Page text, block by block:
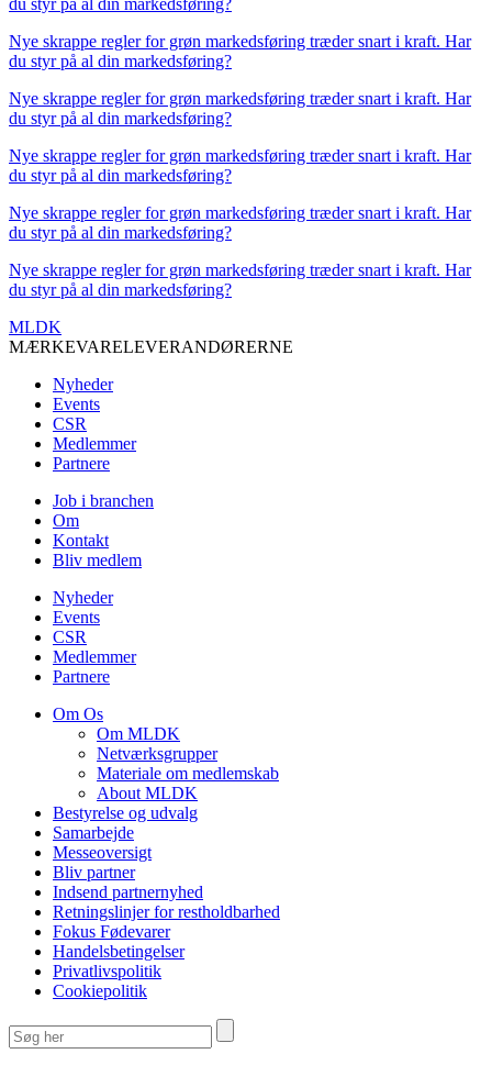
du styr på al din markedsføring?
Nye skrappe regler for grøn markedsføring træder snart i kraft. Har
du styr på al din markedsføring?
Nye skrappe regler for grøn markedsføring træder snart i kraft. Har
du styr på al din markedsføring?
Nye skrappe regler for grøn markedsføring træder snart i kraft. Har
du styr på al din markedsføring?
Nye skrappe regler for grøn markedsføring træder snart i kraft. Har
du styr på al din markedsføring?
Nye skrappe regler for grøn markedsføring træder snart i kraft. Har
du styr på al din markedsføring?
MLDK
MÆRKEVARELEVERANDØRERNE
Nyheder
Events
CSR
Medlemmer
Partnere
Job i branchen
Om
Kontakt
Bliv medlem
Nyheder
Events
CSR
Medlemmer
Partnere
Om Os
Om MLDK
Netværksgrupper
Materiale om medlemskab
About MLDK
Bestyrelse og udvalg
Samarbejde
Messeoversigt
Bliv partner
Indsend partnernyhed
Retningslinjer for restholdbarhed
Fokus Fødevarer
Handelsbetingelser
Privatlivspolitik
Cookiepolitik